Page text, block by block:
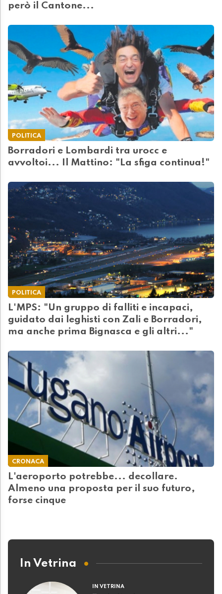
però il Cantone...
POLITICA
Borradori e Lombardi tra urocc e
avvoltoi... Il Mattino: "La sfiga continua!"
POLITICA
L'MPS: "Un gruppo di falliti e incapaci,
guidato dai leghisti con Zali e Borradori,
ma anche prima Bignasca e gli altri..."
CRONACA
L'aeroporto potrebbe... decollare.
Almeno una proposta per il suo futuro,
forse cinque
In Vetrina
IN VETRINA